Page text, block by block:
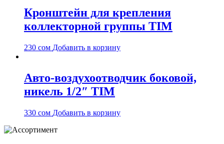
Кронштейн для крепления
коллекторной группы TIM
230 сом Добавить в корзину
Авто-воздухоотводчик боковой,
никель 1/2″ TIM
330 сом Добавить в корзину